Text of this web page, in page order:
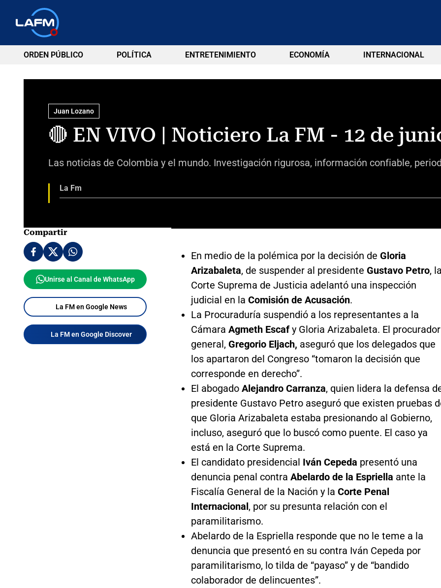
ORDEN PÚBLICO POLÍTICA ENTRETENIMIENTO ECONOMÍA INTERNACIONAL
Juan Lozano
🔴 EN VIVO | Noticiero La FM - 12 de
Las noticias de Colombia y el mundo. Investigación rigurosa, información confiable,
La Fm
Compartir
Unirse al Canal de WhatsApp
La FM en Google News
La FM en Google Discover
En medio de la polémica por la decisión de Gloria
Arizabaleta, de suspender al presidente Gustavo Petro,
Corte Suprema de Justicia adelantó una inspección
judicial en la Comisión de Acusación.
La Procuraduría suspendió a los representantes a la
Cámara Agmeth Escafy Gloria Arizabaleta. El procurador
general, Gregorio Eljach, aseguró que los delegados que
los apartaron del Congreso “tomaron la decisión que
corresponde en derecho”.
El abogado Alejandro Carranza, quien lidera la defensa
presidente Gustavo Petro aseguró que existen pruebas
que Gloria Arizabaleta estaba presionando al Gobierno,
incluso, aseguró que lo buscó como puente. El caso ya
está en la Corte Suprema.
El candidato presidencial Iván Cepeda presentó una
denuncia penal contra Abelardo de la Espriella ante la
Fiscalía General de la Nación y la Corte Penal
Internacional, por su presunta relación con el
paramilitarismo.
Abelardo de la Espriella responde que no le teme a la
denuncia que presentó en su contra Iván Cepeda por
paramilitarismo, lo tilda de “payaso” y de “bandido
colaborador de delincuentes”.